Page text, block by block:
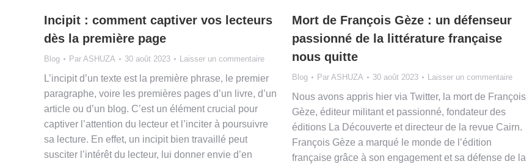
Incipit : comment captiver vos lecteurs
dès la première page
Blog Par ASHUZA 30 août 2023 Laisser un commentaire
L’incipit d’un texte est la première phrase, le premier
paragraphe, voire les premières pages d’un livre, d’un
article ou d’un blog. C’est un élément crucial pour
captiver l’attention du lecteur et l’inciter à poursuivre
sa lecture. En effet, un incipit bien travaillé peut
susciter l’intérêt du lecteur, lui donner envie d’en
Mort de François Gèze : un défenseur
passionné de la littérature française
nous quitte
Blog Par ASHUZA 30 août 2023 Laisser un commentaire
Nous avons appris hier via Twitter, la mort de François
Gèze, éditeur militant et passionné, fondateur des
éditions La Découverte et directeur de la revue Cairn.
François Gèze a marqué le monde de l’édition
française grâce à son engagement et sa défense de la